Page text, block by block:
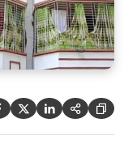
   